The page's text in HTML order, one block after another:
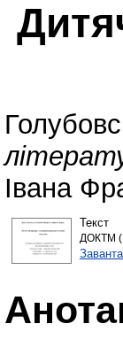
Івана
Текст
ДОКТМ